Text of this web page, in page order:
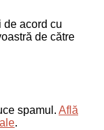
de acord cu
de către
spamul. Află
.